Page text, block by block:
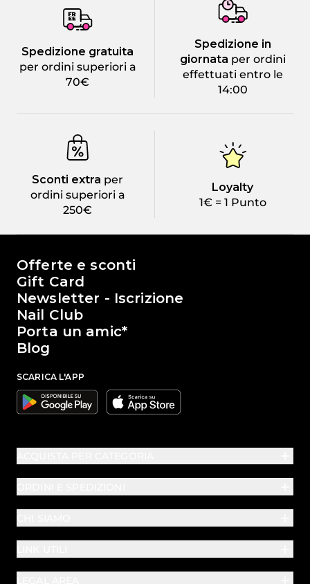
Spedizione gratuita
per ordini superiori a
70€
Spedizione in
giornata per ordini
effettuati entro le
14:00
Sconti extra per
ordini superiori a
250€
Loyalty
1€ = 1 Punto
Il mondo di Passione Beauty
Offerte e sconti
Gift Card
Newsletter - Iscrizione
Nail Club
Porta un amic*
Blog
SCARICA L'APP
Google Apple